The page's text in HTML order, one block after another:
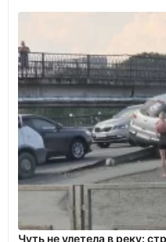
Чуть не улетела в реку: